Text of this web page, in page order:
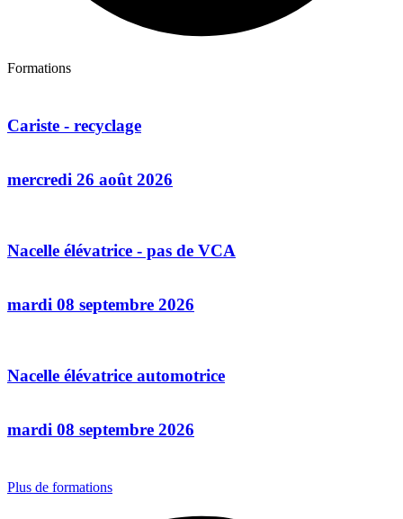
Formations
Cariste - recyclage
mercredi 26 août 2026
Nacelle élévatrice - pas de VCA
mardi 08 septembre 2026
Nacelle élévatrice automotrice
mardi 08 septembre 2026
Plus de formations